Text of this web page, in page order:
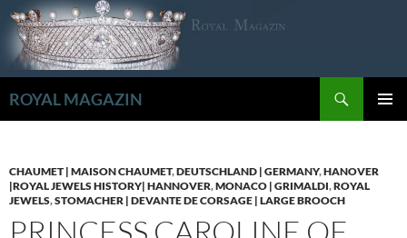
Zum
Inhalt
springen
ROYAL MAGAZIN
CHAUMET | MAISON CHAUMET,DEUTSCHLAND | GERMANY,HANOVER
|ROYAL JEWELS HISTORY| HANNOVER,MONACO | GRIMALDI,ROYAL
JEWELS,STOMACHER | DEVANTE DE CORSAGE | LARGE BROOCH